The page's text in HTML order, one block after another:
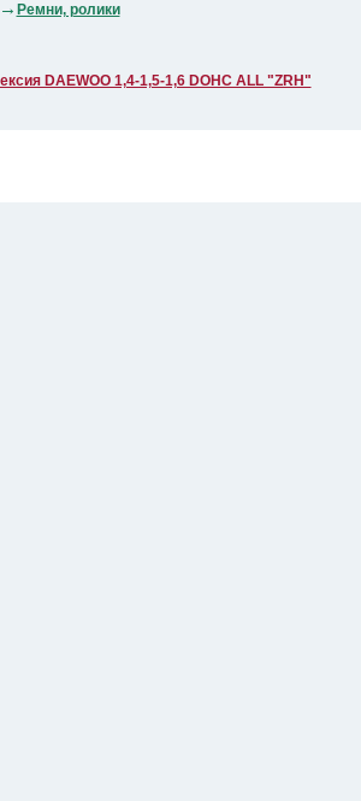
Ремни, ролики
DAEWOO 1,4-1,5-1,6 DOHC ALL "ZRH"